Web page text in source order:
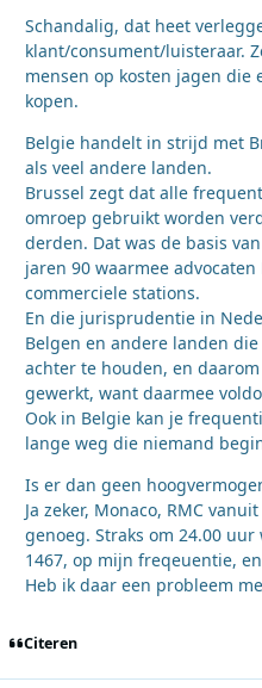
Schandalig, dat heet
klant/consument/luisteraar.
mensen op kosten jagen die
kopen.
Belgie handelt in strijd met
als veel andere landen.
Brussel zegt dat alle
omroep gebruikt worden
derden. Dat was de basis
jaren 90 waarmee
commerciele stations.
En die jurisprudentie in
Belgen en andere landen
achter te houden, en
gewerkt, want daarmee
Ook in Belgie kan je
lange weg die niemand
Is er dan geen
Ja zeker, Monaco, RMC
genoeg. Straks om 24.00
1467, op mijn freqeuentie,
Heb ik daar een probleem
Citeren